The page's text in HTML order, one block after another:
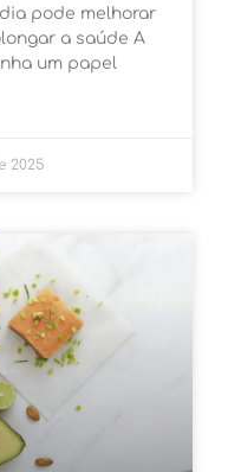
pode melhorar
a saúde A
um papel
2025